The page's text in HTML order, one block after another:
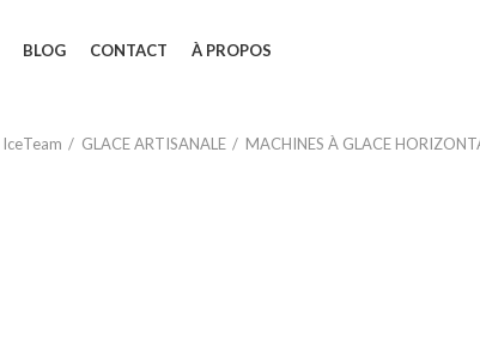
BLOG CONTACT À PROPOS
IceTeam GLACE ARTISANALE MACHINES À GLACE